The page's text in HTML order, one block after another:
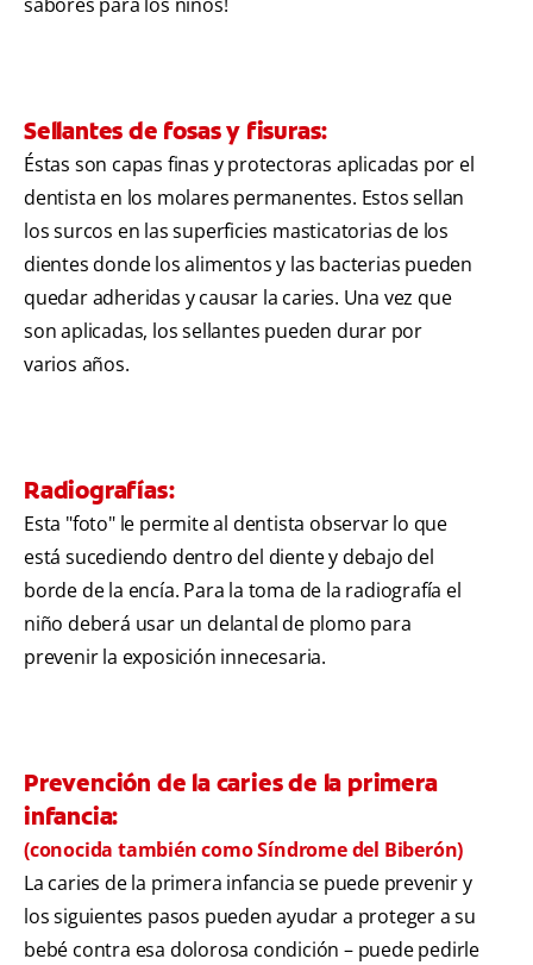
Sellantes de fosas y fisuras:
Éstas son capas finas y protectoras aplicadas por el
dentista en los molares permanentes. Estos sellan
los surcos en las superficies masticatorias de los
dientes donde los alimentos y las bacterias pueden
quedar adheridas y causar la caries. Una vez que
son aplicadas, los sellantes pueden durar por
varios años.
Radiografías:
Esta "foto" le permite al dentista observar lo que
está sucediendo dentro del diente y debajo del
borde de la encía. Para la toma de la radiografía el
niño deberá usar un delantal de plomo para
prevenir la exposición innecesaria.
Prevención de la caries de la primera
infancia:
(conocida también como Síndrome del Biberón)
La caries de la primera infancia se puede prevenir y
los siguientes pasos pueden ayudar a proteger a su
bebé contra esa dolorosa condición – puede pedirle